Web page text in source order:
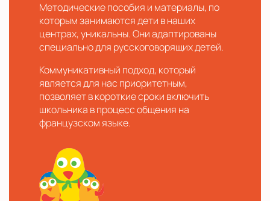
Методические пособия и материалы, по
которым занимаются дети в наших
центрах, уникальны. Они адаптированы
специально для русскоговорящих детей.
Коммуникативный подход, который
является для нас приоритетным,
позволяет в короткие сроки включить
школьника в процесс общения на
французском языке.